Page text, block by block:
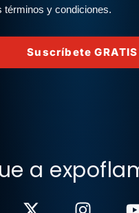
términos y condiciones.
Suscríbete GRATIS
a